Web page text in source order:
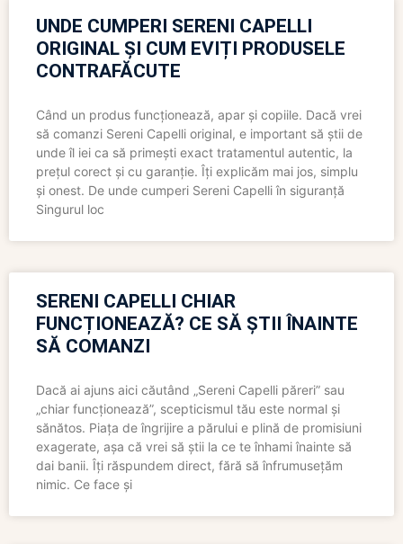
UNDE CUMPERI SERENI CAPELLI
ORIGINAL ȘI CUM EVIȚI PRODUSELE
CONTRAFĂCUTE
Când un produs funcționează, apar și copiile. Dacă vrei
să comanzi Sereni Capelli original, e important să știi de
unde îl iei ca să primești exact tratamentul autentic, la
prețul corect și cu garanție. Îți explicăm mai jos, simplu
și onest. De unde cumperi Sereni Capelli în siguranță
Singurul loc
SERENI CAPELLI CHIAR
FUNCȚIONEAZĂ? CE SĂ ȘTII ÎNAINTE
SĂ COMANZI
Dacă ai ajuns aici căutând „Sereni Capelli păreri” sau
„chiar funcționează”, scepticismul tău este normal și
sănătos. Piața de îngrijire a părului e plină de promisiuni
exagerate, așa că vrei să știi la ce te înhami înainte să
dai banii. Îți răspundem direct, fără să înfrumusețăm
nimic. Ce face și